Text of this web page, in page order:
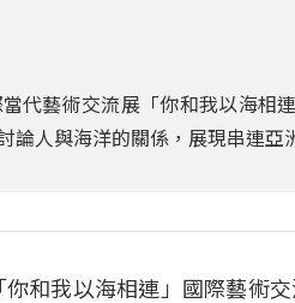
代藝術交流展「你和我以海相
論人與海洋的關係，展現串連亞
和我以海相連」國際藝術